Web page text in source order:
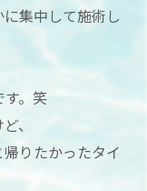
集中して施術し
。笑
、
りたかったタイ